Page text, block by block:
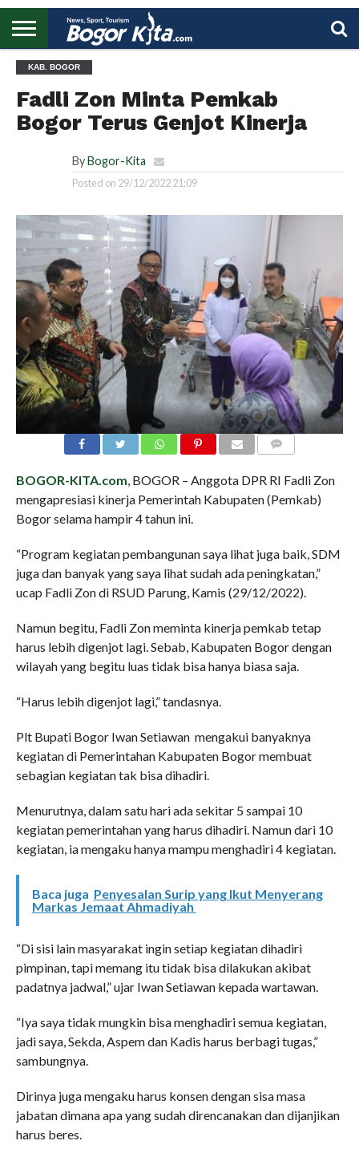
BOGOR
REGIONAL
NASIONAL
PENDIDIKAN
WISATA
OLAHRAGA
LAPORAN
PROFIL
KAB. BOGOR
Fadli Zon Minta Pemkab
Bogor Terus Genjot Kinerja
By Bogor-Kita
Posted on 29/12/2022 21:09
BOGOR-KITA.com , BOGOR – Anggota DPR RI Fadli Zon
mengapresiasi kinerja Pemerintah Kabupaten (Pemkab)
Bogor selama hampir 4 tahun ini.
“Program kegiatan pembangunan saya lihat juga baik, SDM
juga dan banyak yang saya lihat sudah ada peningkatan,”
ucap Fadli Zon di RSUD Parung, Kamis (29/12/2022).
Namun begitu, Fadli Zon meminta kinerja pemkab tetap
harus lebih digenjot lagi. Sebab, Kabupaten Bogor dengan
wilayah yang begitu luas tidak bisa hanya biasa saja.
“Harus lebih digenjot lagi,” tandasnya.
Plt Bupati Bogor Iwan Setiawan mengakui banyaknya
kegiatan di Pemerintahan Kabupaten Bogor membuat
sebagian kegiatan tak bisa dihadiri.
Menurutnya, dalam satu hari ada sekitar 5 sampai 10
kegiatan pemerintahan yang harus dihadiri. Namun dari 10
kegiatan, ia mengaku hanya mampu menghadiri 4 kegiatan.
Baca juga Penyesalan Surip yang Ikut Menyerang
Markas Jemaat Ahmadiyah
“Di sisi lain masyarakat ingin setiap kegiatan dihadiri
pimpinan, tapi memang itu tidak bisa dilakukan akibat
padatnya jadwal,” ujar Iwan Setiawan kepada wartawan.
“Iya saya tidak mungkin bisa menghadiri semua kegiatan,
jadi saya, Sekda, Aspem dan Kadis harus berbagi tugas,”
sambungnya.
Dirinya juga mengaku harus konsen dengan sisa masa
jabatan dimana apa yang sudah direncanakan dan dijanjikan
harus beres.